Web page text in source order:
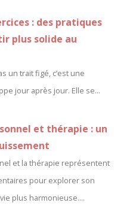
: des pratiques
plus solide au
un trait figé, c’est une
jour après jour. Elle se...
et thérapie : un
et la thérapie représentent
pour explorer son
plus harmonieuse....